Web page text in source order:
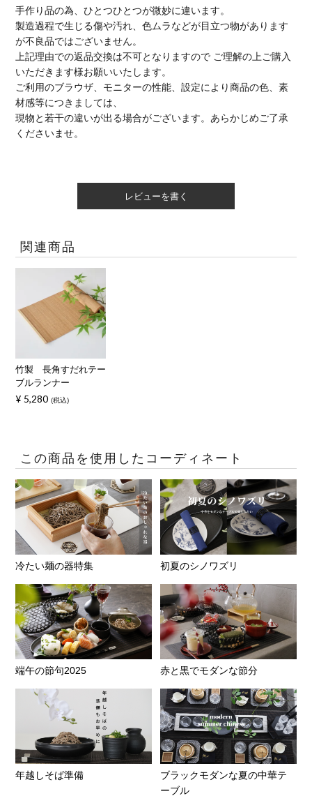
手作り品の為、ひとつひとつが微妙に違います。
製造過程で生じる傷や汚れ、色ムラなどが目立つ物があります
が不良品ではございません。
上記理由での返品交換は不可となりますので ご理解の上ご購入
いただきます様お願いいたします。
ご利用のブラウザ、モニターの性能、設定により商品の色、素
材感等につきましては、
現物と若干の違いが出る場合がございます。あらかじめご了承
くださいませ。
レビューを書く
関連商品
竹製 長角すだれテー
ブルランナー
¥ 5,280 税込
この商品を使用したコーディネート
冷たい麺の器特集 初夏のシノワズリ
端午の節句2025 赤と黒でモダンな節分
年越しそば準備
ブラックモダンな夏の中華テ
ーブル